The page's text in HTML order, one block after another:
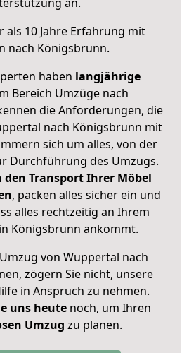
als 10 Jahre Erfahrung mit
nach Königsbrunn.
haben langjährige
Bereich Umzüge nach
die Anforderungen, die
nach Königsbrunn mit
sich um alles, von der
Durchführung des Umzugs.
den Transport Ihrer Möbel
, packen alles sicher ein und
alles rechtzeitig an Ihrem
Königsbrunn ankommt.
von Wuppertal nach
zögern Sie nicht, unsere
in Anspruch zu nehmen.
uns heutenoch, um Ihren
Umzug zu planen.